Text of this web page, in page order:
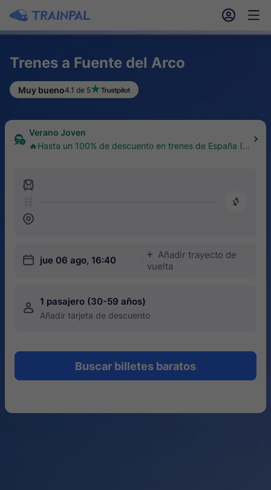
󱎓 󱒨
Trenes a Fuente del Arco
Muy bueno4.1 de 5
Verano Joven
🔥Hasta un 100% de descuento en trenes de España (1
󱍉
󰿠
󱒣
󱎗 jue 06 ago, 16:40
󱅇
Añadir trayecto de
vuelta
󱍂 1 pasajero (30-59 años)
Añadir tarjeta de descuento
Buscar billetes baratos